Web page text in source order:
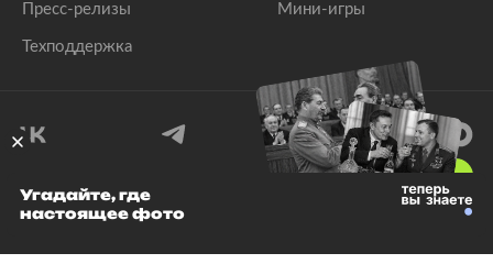
Пресс-релизы
Техподдержка
Мини-игры
© 1999–2026 Все права защищены.
Угадайте, где
настоящее фото